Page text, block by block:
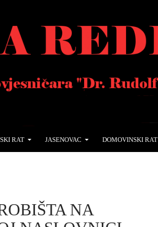
RAT JASENOVAC DOMOVINSKI RAT
NA